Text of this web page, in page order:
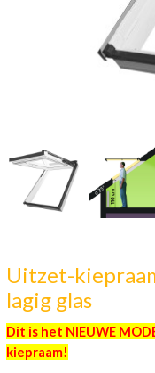
Uitzet-
lagig glas
Dit is het NIEUWE
kiepraam!